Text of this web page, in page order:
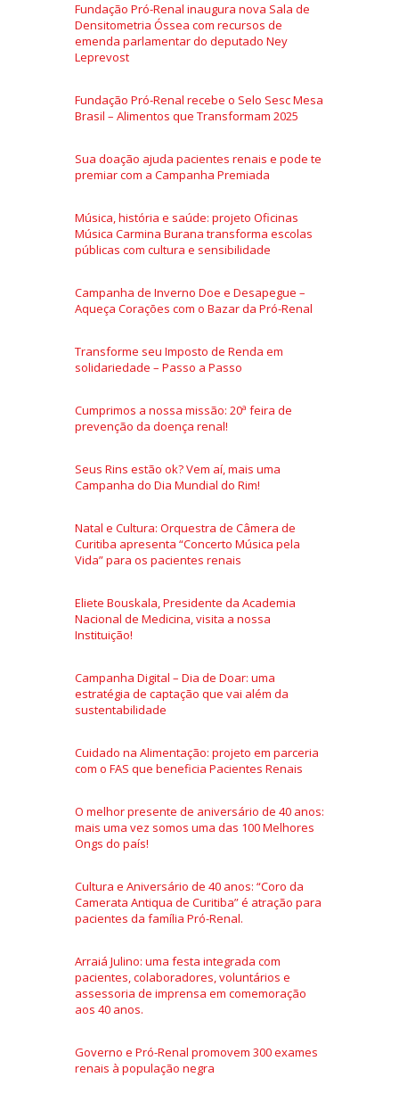
Fundação Pró-Renal inaugura nova Sala de
Densitometria Óssea com recursos de
emenda parlamentar do deputado Ney
Leprevost
Fundação Pró-Renal recebe o Selo Sesc Mesa
Brasil – Alimentos que Transformam 2025
Sua doação ajuda pacientes renais e pode te
premiar com a Campanha Premiada
Música, história e saúde: projeto Oficinas
Música Carmina Burana transforma escolas
públicas com cultura e sensibilidade
Campanha de Inverno Doe e Desapegue –
Aqueça Corações com o Bazar da Pró-Renal
Transforme seu Imposto de Renda em
solidariedade – Passo a Passo
Cumprimos a nossa missão: 20ª feira de
prevenção da doença renal!
Seus Rins estão ok? Vem aí, mais uma
Campanha do Dia Mundial do Rim!
Natal e Cultura: Orquestra de Câmera de
Curitiba apresenta “Concerto Música pela
Vida” para os pacientes renais
Eliete Bouskala, Presidente da Academia
Nacional de Medicina, visita a nossa
Instituição!
Campanha Digital – Dia de Doar: uma
estratégia de captação que vai além da
sustentabilidade
Cuidado na Alimentação: projeto em parceria
com o FAS que beneficia Pacientes Renais
O melhor presente de aniversário de 40 anos:
mais uma vez somos uma das 100 Melhores
Ongs do país!
Cultura e Aniversário de 40 anos: “Coro da
Camerata Antiqua de Curitiba” é atração para
pacientes da família Pró-Renal.
Arraiá Julino: uma festa integrada com
pacientes, colaboradores, voluntários e
assessoria de imprensa em comemoração
aos 40 anos.
Governo e Pró-Renal promovem 300 exames
renais à população negra